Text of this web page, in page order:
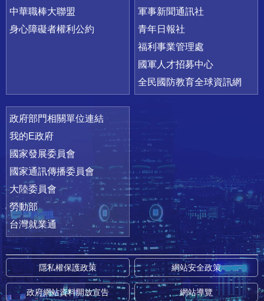
中華職棒大聯盟
身心障礙者權利公約
軍事新聞通訊社
青年日報社
福利事業管理處
國軍人才招募中心
全民國防教育全球資訊網
政府部門相關單位連結
我的E政府
國家發展委員會
國家通訊傳播委員會
大陸委員會
勞動部
台灣就業通
隱私權保護政策 網站安全政策
政府網站資料開放宣告 網站導覽